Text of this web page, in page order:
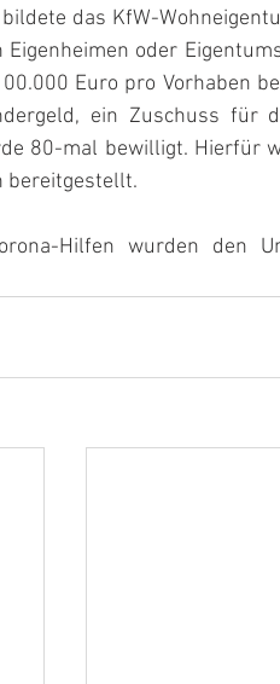
das KfW-
oder
Euro pro Vorhaben
ein Zuschuss für
80-mal bewilligt. Hierfür
bereitgestellt.
Hilfen wurden den